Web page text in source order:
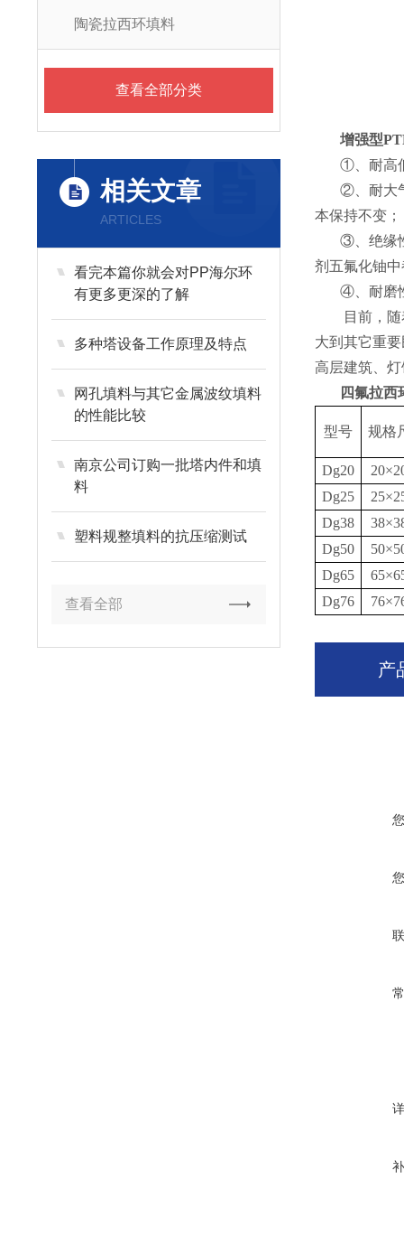
陶瓷拉西环填料
查看全部分类
相关文章
ARTICLES
看完本篇你就会对PP海尔环
有更多更深的了解
多种塔设备工作原理及特点
网孔填料与其它金属波纹填料
的性能比较
南京公司订购一批塔内件和填
料
塑料规整填料的抗压缩测试
查看全部
增强型
①、耐高
②、耐大
本保持不变；
③、绝缘
剂五氟化铀
④、耐磨
目前，
大到其它重
高层建筑、
四氟拉西
型号 规格
Dg20
Dg25
Dg38
Dg50
Dg65
Dg76
产